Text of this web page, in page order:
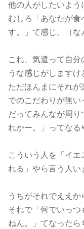
他の人がしたいよう
むしろ「あなたが
す。」て感じ。（な
これ、気遣って自
うな感じがしますけ
ただほんまにそれが
でのこだわりが無い
だってみんなが周り
れかー。」ってなる
こういう人を「イ
れる」やら言う人い
うちがそれでええか
それで「何でいっ
ねん。」てなったら